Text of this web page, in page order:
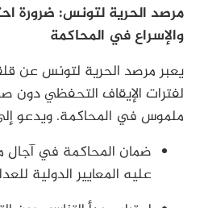
مرصد الحرية لتونس: ضرورة
والإسراع في المحاكمة
يعبر مرصد الحرية لتونس عن
لفترات الإيقاف التحفظي دون
ملموس في المحاكمة. ويدعو
ضمان المحاكمة في آجال
عليه المعايير الدولية